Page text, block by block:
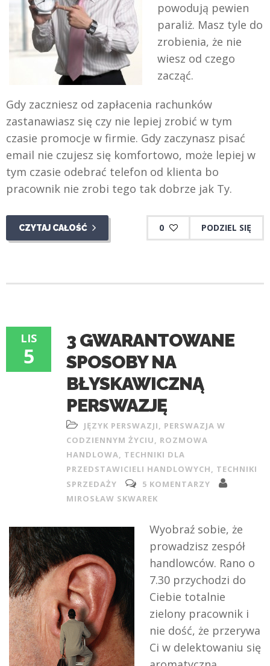
powodują pewien
paraliż. Masz tyle do
zrobienia, że nie
wiesz od czego
zacząć.
Gdy zaczniesz od zapłacenia rachunków
zastanawiasz się czy nie lepiej zrobić w tym
czasie promocje w firmie. Gdy zaczynasz pisać
email nie czujesz się komfortowo, może lepiej w
tym czasie odebrać telefon od klienta bo
pracownik nie zrobi tego tak dobrze jak Ty.
CZYTAJ CAŁOŚĆ 0 PODZIEL SIĘ
LIS
5
3 GWARANTOWANE
SPOSOBY NA
BŁYSKAWICZNĄ
PERSWAZJĘ
JĘZYK PERSWAZJI, PERSWAZJA W
CODZIENNYM ŻYCIU, ROZMOWA
HANDLOWA, TECHNIKI DLA
PRZEDSTAWICIELI HANDLOWYCH, TECHNIKI
SPRZEDAŻY
5 KOMENTARZY
MIROSŁAW SKWAREK
Wyobraź sobie, że
prowadzisz zespół
handlowców. Rano o
7.30 przychodzi do
Ciebie totalnie
zielony pracownik i
nie dość, że przerywa
Ci w delektowaniu się